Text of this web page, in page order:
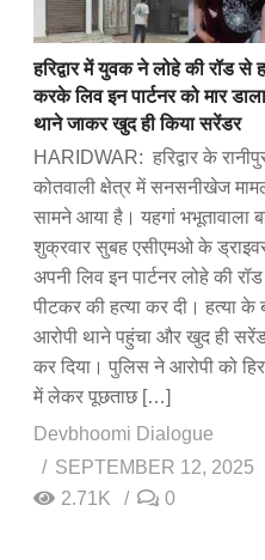
हरिद्वार में युवक ने लोहे की रॉड से
करके लिव इन पार्टनर को मार
थाने जाकर खुद ही किया सरेंडर
HARIDWAR: हरिद्वार के
कोतवाली क्षेत्र में सनसनीखेज
सामने आया है। यहगां भभूतावाला
शुक्रवार सुबह एसीएमओ के
अपनी लिव इन पार्टनर लोहे की
पीटकर की हत्या कर दी। हत्या के
आरोपी थाने पहुंचा और खुद ही
कर दिया। पुलिस ने आरोपी को
में लेकर पूछताछ […]
Devbhoomi Dialogue
SEPTEMBER 12, 2025
2.71K
0